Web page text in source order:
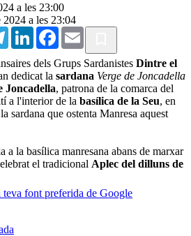
a les 23:00
a les 23:04
TelegramLinkedInFacebook
Email
dels Grups Sardanistes Dintre el
dedicat la sardana Verge de Joncadella
Joncadella, patrona de la comarca del
a l'interior de la basílica de la Seu, en
sardana que ostenta Manresa aquest
a la basílica manresana abans de marxar
el tradicional Aplec del dilluns de
font preferida de Google